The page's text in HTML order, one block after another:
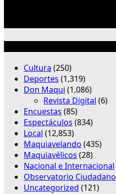
Cultura (250)
Deportes (1,319)
Don Maqui (1,086)
Revista Digital (6)
Encuestas (85)
Espectáculos (834)
Local (12,853)
Maquiavelando (435)
Maquiavélicos (28)
Nacional e Internacional
Observatorio Ciudadano
Uncategorized (121)